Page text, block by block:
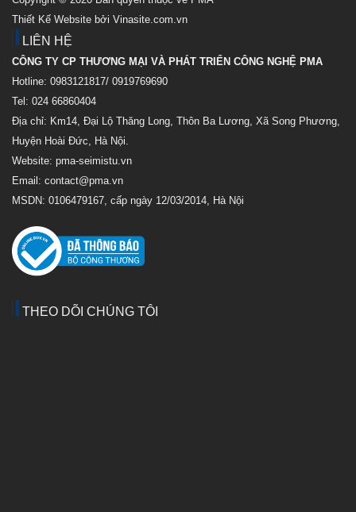
Thiết Kế Website bởi Vinasite.com.vn
LIÊN HỆ
CÔNG TY CP THƯƠNG MẠI VÀ PHÁT TRIỂN CÔNG NGHỆ PMA
Hotline: 0983121817/ 0919769690
Tel: 024 66860404
Địa chỉ: Km14, Đại Lộ Thăng Long, Thôn Ba Lương, Xã Song Phương,
Huyện Hoài Đức, Hà Nội.
Website: pma-seimistu.vn
Email: contact@pma.vn
MSDN: 0106479167, cấp ngày 12/03/2014, Hà Nội
THEO DÕI CHÚNG TÔI